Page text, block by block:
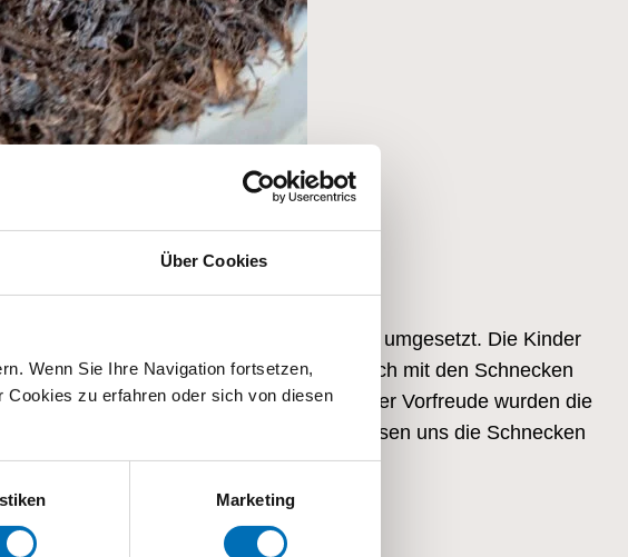
Über Cookies
Wenn Sie Ihre Navigation fortsetzen,
zu erfahren oder sich von diesen
Marketing
sie in unsere Hochbeete auf dem Wiesli umgesetzt. Die Kinder
sie das Gemüse, welches wir leider auch mit den Schnecken
und sie zum Zvieri geniessen. Mit grosser Vorfreude wurden die
aus der Erde ziehen konnte. Leider liessen uns die Schnecken